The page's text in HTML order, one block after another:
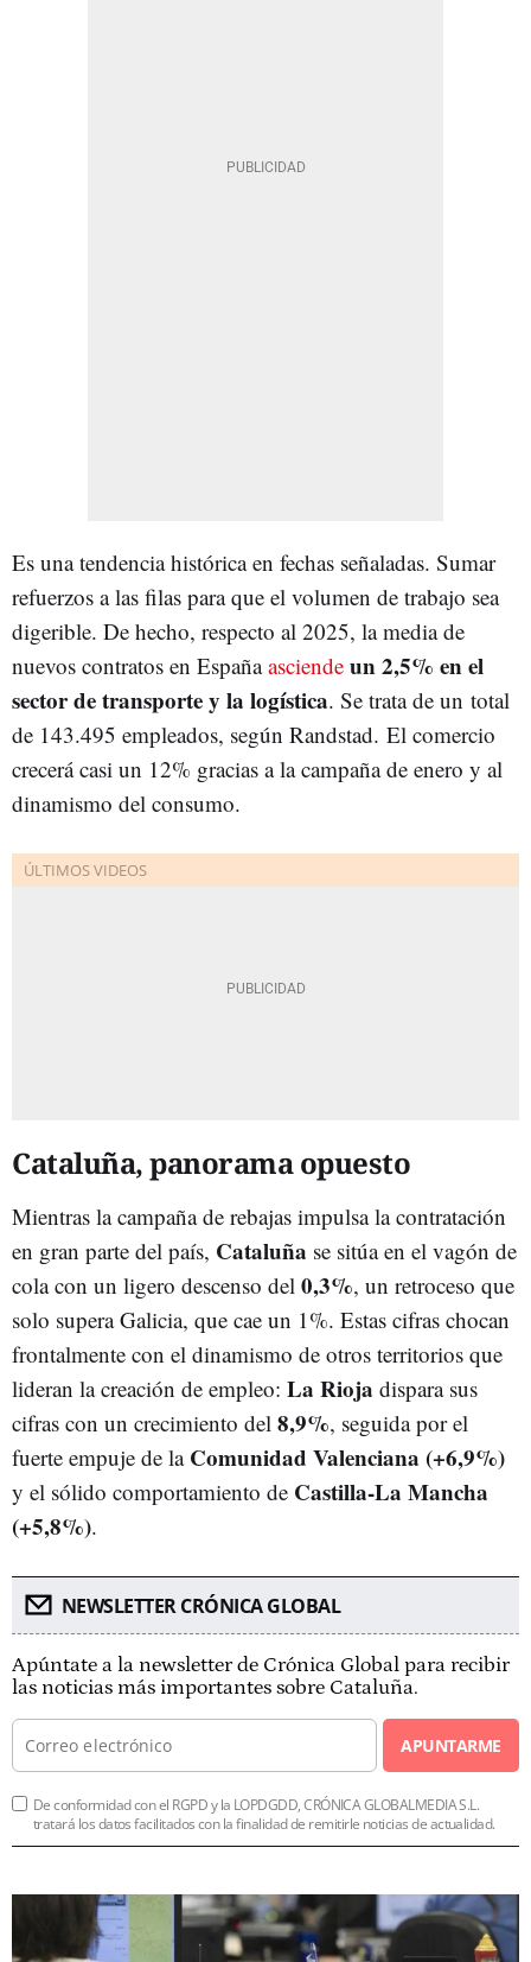
Es una tendencia histórica en fechas señaladas. Sumar
refuerzos a las filas para que el volumen de trabajo sea
digerible. De hecho, respecto al 2025, la media de
nuevos contratos en Españaasciende un 2,5% en el
sector de transporte y la logística. Se trata de un total
de 143.495 empleados, según Randstad. El comercio
crecerá casi un 12% gracias a la campaña de enero y al
dinamismo del consumo.
Cataluña, panorama opuesto
Mientras la campaña de rebajas impulsa la contratación
en gran parte del país, Cataluña se sitúa en el vagón de
cola con un ligero descenso del 0,3%, un retroceso que
solo supera Galicia, que cae un 1%. Estas cifras chocan
frontalmente con el dinamismo de otros territorios que
lideran la creación de empleo: La Rioja dispara sus
cifras con un crecimiento del 8,9%, seguida por el
fuerte empuje de la Comunidad Valenciana (+6,9%)
y el sólido comportamiento de Castilla-La Mancha
(+5,8%).
NEWSLETTER CRÓNICA GLOBAL
Apúntate a la newsletter de Crónica Global para recibir
las noticias más importantes sobre Cataluña.
APUNTARME
De conformidad con el RGPD y la LOPDGDD, CRÓNICA GLOBALMEDIA S.L.
tratará los datos facilitados con la finalidad de remitirle noticias de actualidad.